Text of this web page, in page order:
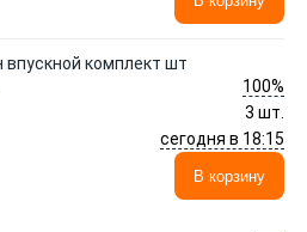
впускной комплект шт
100%
3 шт.
сегодня в 18:15
В корзину